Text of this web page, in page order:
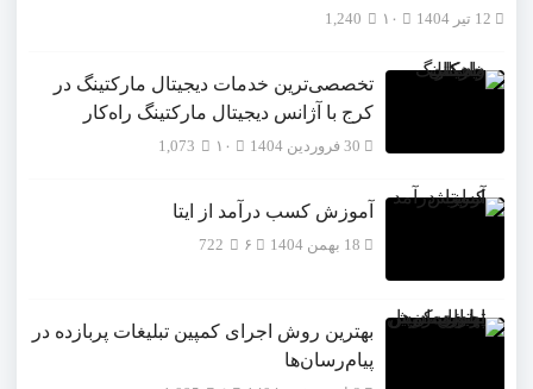
12 تیر 1404 1,240
تخصصی‌ترین خدمات دیجیتال مارکتینگ در
کرج با آژانس دیجیتال مارکتینگ راه‌کار
30 فروردین 1404 1,073
آموزش کسب درآمد از ایتا
18 بهمن 1404 722
بهترین روش اجرای کمپین تبلیغات پربازده در
پیام‌رسان‌ها